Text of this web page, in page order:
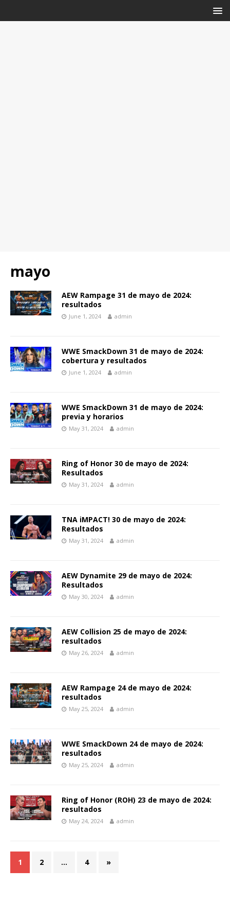
mayo
AEW Rampage 31 de mayo de 2024:
resultados
June 1, 2024 admin
WWE SmackDown 31 de mayo de 2024:
cobertura y resultados
June 1, 2024 admin
WWE SmackDown 31 de mayo de 2024:
previa y horarios
May 31, 2024 admin
Ring of Honor 30 de mayo de 2024:
Resultados
May 31, 2024 admin
TNA iMPACT! 30 de mayo de 2024:
Resultados
May 31, 2024 admin
AEW Dynamite 29 de mayo de 2024:
Resultados
May 30, 2024 admin
AEW Collision 25 de mayo de 2024:
resultados
May 26, 2024 admin
AEW Rampage 24 de mayo de 2024:
resultados
May 25, 2024 admin
WWE SmackDown 24 de mayo de 2024:
resultados
May 25, 2024 admin
Ring of Honor (ROH) 23 de mayo de 2024:
resultados
May 24, 2024 admin
1 2 … 4 »